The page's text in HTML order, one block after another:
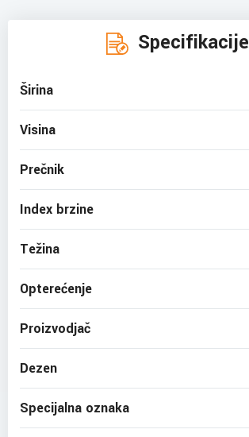
Specifikacije
Širina
Visina
Prečnik
Index brzine
Težina
Opterećenje
Proizvodjač
Dezen
Specijalna oznaka